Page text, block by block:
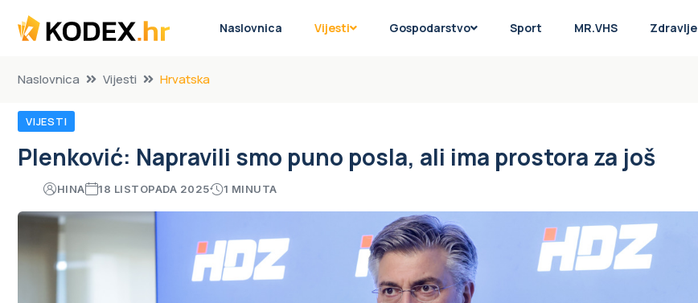
Naslovnica Vijesti Gospodarstvo Sport MR.VHS Zdravlje
Naslovnica Vijesti Hrvatska
VIJESTI
Plenković: Napravili smo puno posla, ali ima prostora za još
HINA 18 LISTOPADA 2025 1 MINUTA